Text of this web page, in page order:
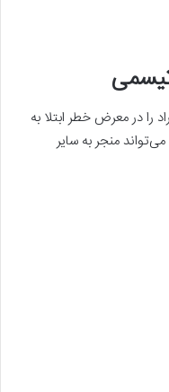
را در معرض خطر ابتلا به
منجر به سایر